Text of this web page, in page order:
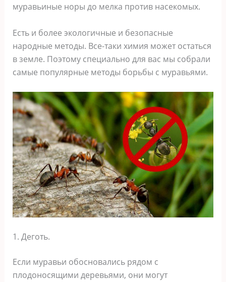
муравьиные норы до мелка против насекомых.
Есть и более экологичные и безопасные
народные методы. Все-таки химия может остаться
в земле. Поэтому специально для вас мы собрали
самые популярные методы борьбы с муравьями.
1. Деготь.
Если муравьи обосновались рядом с
плодоносящими деревьями, они могут